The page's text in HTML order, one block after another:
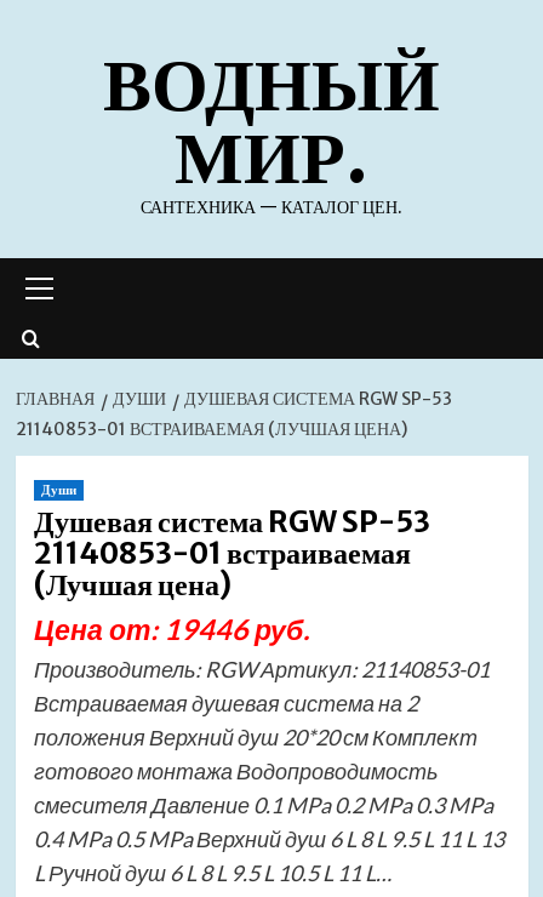
содержимомуВОДНЫЙ
МИР.
САНТЕХНИКА — КАТАЛОГ ЦЕН.
меню
ГЛАВНАЯ ДУШИ
ДУШЕВАЯ СИСТЕМА RGW SP-53
21140853-01 ВСТРАИВАЕМАЯ (ЛУЧШАЯ ЦЕНА)
Души
Душевая система RGW SP-53
21140853-01 встраиваемая
(Лучшая цена)
Цена от: 19446 руб.
Производитель: RGW Артикул: 21140853-01
Встраиваемая душевая система на 2
положения Верхний душ 20*20 см Комплект
готового монтажа Водопроводимость
смесителя Давление 0.1 MPa 0.2 MPa 0.3 MPa
0.4 MPa 0.5 MPa Верхний душ 6 L 8 L 9.5 L 11 L 13
L Ручной душ 6 L 8 L 9.5 L 10.5 L 11 L…